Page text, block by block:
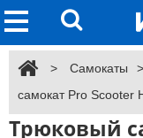
> Самокаты >
самокат Pro Scooter
Трюковый